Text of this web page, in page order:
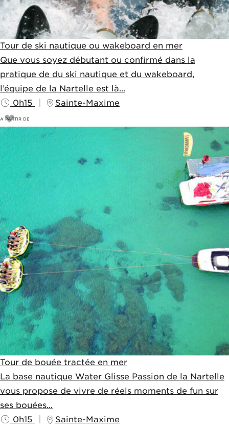
Tour de ski nautique ou wakeboard en mer
Que vous soyez débutant ou confirmé dans la
pratique de du ski nautique et du wakeboard,
l’équipe de la Nartelle est là...
0h15
Sainte-Maxime
A PARTIR DE
50
Tour de bouée tractée en mer
La base nautique Water Glisse Passion de la Nartelle
vous propose de vivre de réels moments de fun sur
ses bouées...
0h15
Sainte-Maxime